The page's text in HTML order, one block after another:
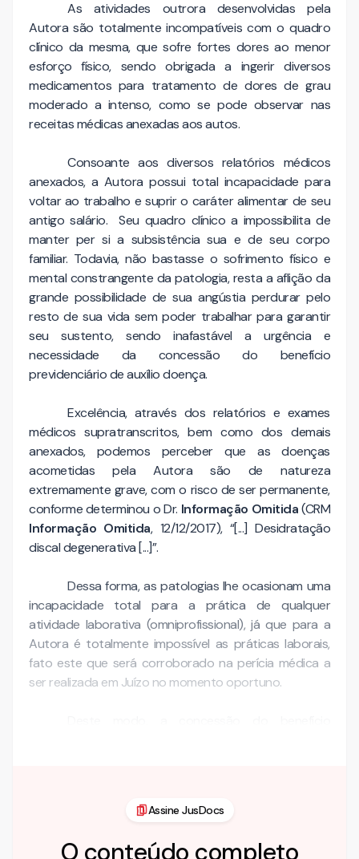
As atividades outrora desenvolvidas pela
Autora são totalmente incompatíveis com o quadro
clínico da mesma, que sofre fortes dores ao menor
esforço físico, sendo obrigada a ingerir diversos
medicamentos para tratamento de dores de grau
moderado a intenso, como se pode observar nas
receitas médicas anexadas aos autos.
Consoante aos diversos relatórios médicos
anexados, a Autora possui total incapacidade para
voltar ao trabalho e suprir o caráter alimentar de seu
antigo salário. Seu quadro clínico a impossibilita de
manter per si a subsistência sua e de seu corpo
familiar. Todavia, não bastasse o sofrimento físico e
mental constrangente da patologia, resta a aflição da
grande possibilidade de sua angústia perdurar pelo
resto de sua vida sem poder trabalhar para garantir
seu sustento, sendo inafastável a urgência e
necessidade da concessão do benefício
previdenciário de auxílio doença.
Excelência, através dos relatórios e exames
médicos supratranscritos, bem como dos demais
anexados, podemos perceber que as doenças
acometidas pela Autora são de natureza
extremamente grave, com o risco de ser permanente,
conforme determinou o Dr. Informação Omitida(CRM
Informação Omitida, 12/12/2017), “[...] Desidratação
discal degenerativa [...]”.
Dessa forma, as patologias lhe ocasionam uma
incapacidade total para a prática de qualquer
atividade laborativa (omniprofissional), já que para a
Autora é totalmente impossível as práticas laborais,
fato este que será corroborado na perícia médica a
ser realizada em Juízo no momento oportuno.
Assine JusDocs
O conteúdo completo